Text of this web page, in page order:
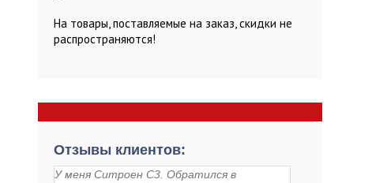
На товары, поставляемые на заказ, скидки не
распространяются!
Отзывы клиентов:
У меня Ситроен С3. Обратился в